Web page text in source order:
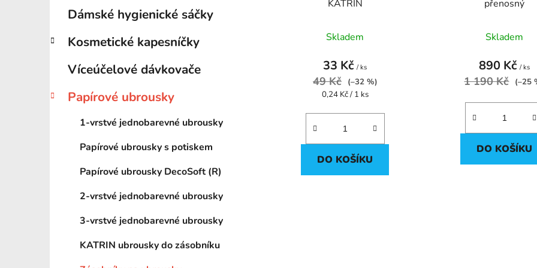
Dámské hygienické sáčky
Kosmetické kapesníčky
Víceúčelové dávkovače
Papírové ubrousky
1-vrstvé jednobarevné ubrousky
Papírové ubrousky s potiskem
Papírové ubrousky DecoSoft (R)
2-vrstvé jednobarevné ubrousky
3-vrstvé jednobarevné ubrousky
KATRIN ubrousky do zásobníku
KATRIN
Skladem
33 Kč/ ks
49 Kč
(–32 %)
Měrná
0,24 Kč / 1 ks
DO KOŠÍKU
přenosný
Skladem
890 Kč/ ks
1 190 Kč (–25
DO KOŠÍKU